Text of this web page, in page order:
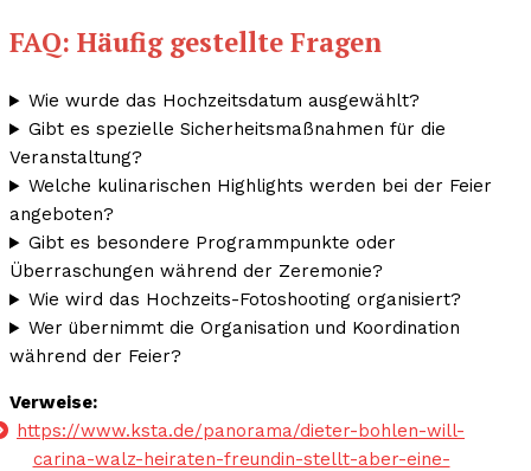
FAQ: Häufig gestellte Fragen
Wie wurde das Hochzeitsdatum ausgewählt?
Gibt es spezielle Sicherheitsmaßnahmen für die
Veranstaltung?
Welche kulinarischen Highlights werden bei der Feier
angeboten?
Gibt es besondere Programmpunkte oder
Überraschungen während der Zeremonie?
Wie wird das Hochzeits-Fotoshooting organisiert?
Wer übernimmt die Organisation und Koordination
während der Feier?
Verweise:
https://www.ksta.de/panorama/dieter-bohlen-will-
carina-walz-heiraten-freundin-stellt-aber-eine-